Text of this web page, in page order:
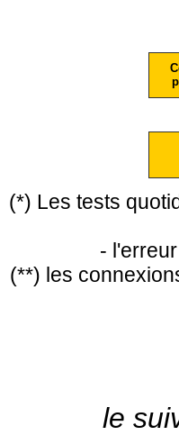
(*) Les tests
- l'erreur
(**) les
le